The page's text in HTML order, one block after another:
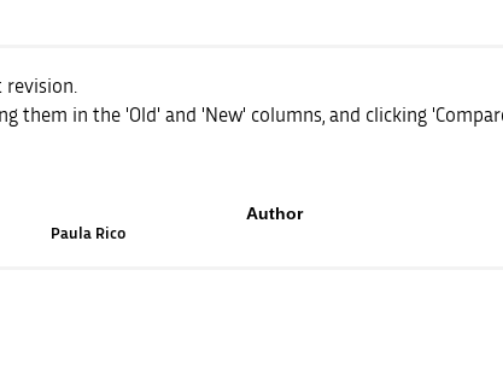
them in the 'Old' and 'New' columns, and clicking
Author
Paula Rico